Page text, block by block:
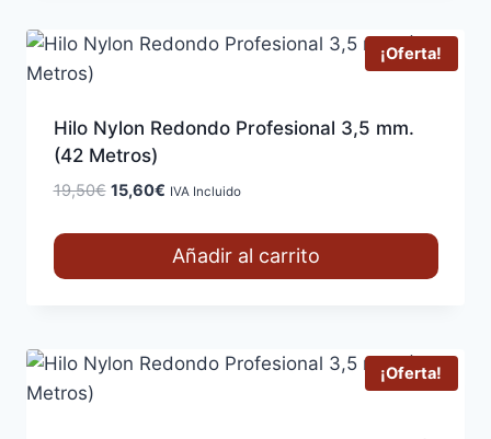
¡Oferta!
Hilo Nylon Redondo Profesional 3,5 mm.
(42 Metros)
19,50€ El
15,60€El
es:
IVA Incluido
Añadir al carrito
¡Oferta!